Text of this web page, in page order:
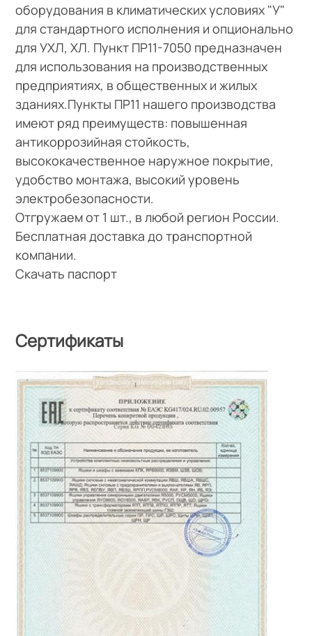
оборудования в климатических условиях "У"
для стандартного исполнения и опционально
для УХЛ, ХЛ. Пункт ПР11-7050 предназначен
для использования на производственных
предприятиях, в общественных и жилых
зданиях.Пункты ПР11 нашего производства
имеют ряд преимуществ: повышенная
антикоррозийная стойкость,
высококачественное наружное покрытие,
удобство монтажа, высокий уровень
электробезопасности.
Отгружаем от 1 шт., в любой регион России.
Бесплатная доставка до транспортной
компании.
Скачать паспорт
Сертификаты